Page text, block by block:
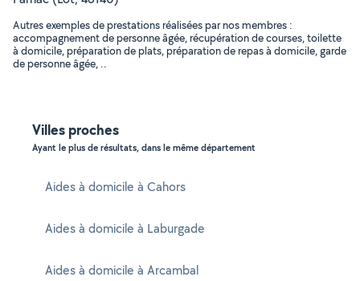
Autres exemples de prestations réalisées par nos membres :
accompagnement de personne âgée, récupération de courses, toilette
à domicile, préparation de plats, préparation de repas à domicile, garde
de personne âgée, ..
Villes proches
Ayant le plus de résultats, dans le même département
Aides à domicile à Cahors
Aides à domicile à Laburgade
Aides à domicile à Arcambal